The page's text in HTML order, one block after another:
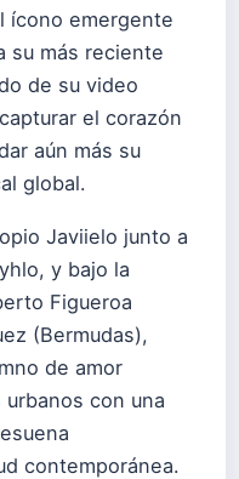
ícono emergente
su más reciente
de su video
el corazón
aún más su
global.
Javiielo junto a
y bajo la
Figueroa
(Bermudas),
de amor
con una
contemporánea.